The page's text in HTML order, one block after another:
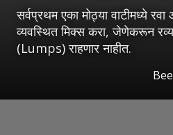
सर्वप्रथम एका मोठ्या वाटीमध्ये
व्यवस्थित मिक्स करा, जेणेकरून
(Lumps) राहणार नाहीत.